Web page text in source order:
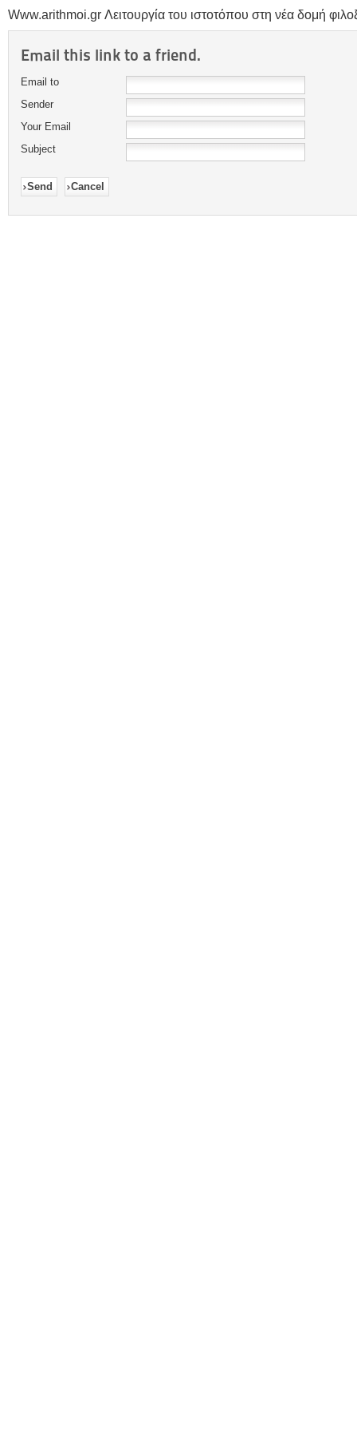
Www.arithmoi.gr Λειτουργία του ιστοτόπου στη νέα δομή
Email this link to a friend.
Email to
Sender
Your Email
Subject
Send Cancel